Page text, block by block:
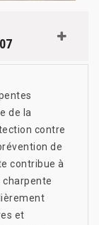
de la
contre
de
contribue à
charpente
et